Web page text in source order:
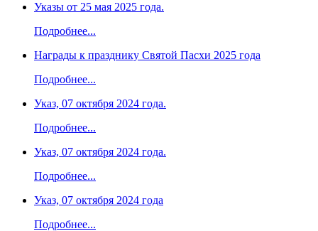
Указы от 25 мая 2025 года.
Подробнее...
Награды к празднику Святой Пасхи 2025 года
Подробнее...
Указ, 07 октября 2024 года.
Подробнее...
Указ, 07 октября 2024 года.
Подробнее...
Указ, 07 октября 2024 года
Подробнее...